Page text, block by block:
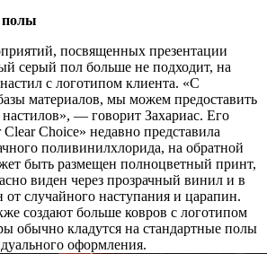
полы
посвященных презентации
серый пол больше не подходит, на
с логотипом клиента. «С
материалов, мы можем предоставить
— говорит Захариас. Его
Choice» недавно представила
поливинилхлорида, на обратной
быть размещен полноцветный принт,
виден через прозрачный винил и в
случайного наступания и царапин.
создают больше ковров с логотипом
обычно кладутся на стандартные полы
оформления.